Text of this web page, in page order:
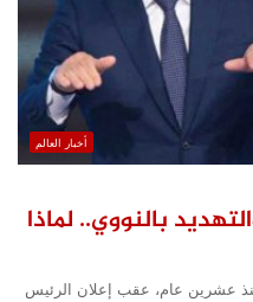
أخبار العالم
بالنووي.. لماذا
عشرين عام، عقب إعلان الرئيس